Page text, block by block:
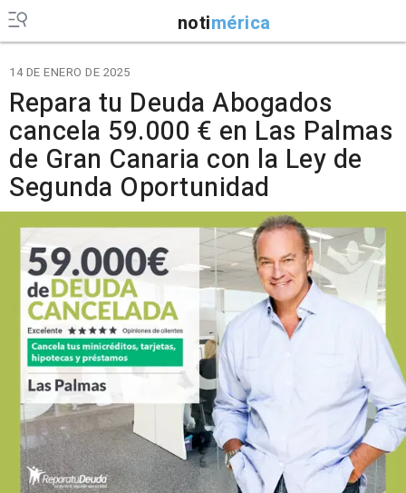
notimérica
14 DE ENERO DE 2025
Repara tu Deuda Abogados
cancela 59.000 € en Las Palmas
de Gran Canaria con la Ley de
Segunda Oportunidad